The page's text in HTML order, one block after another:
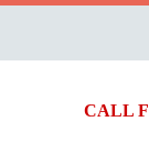
CALL